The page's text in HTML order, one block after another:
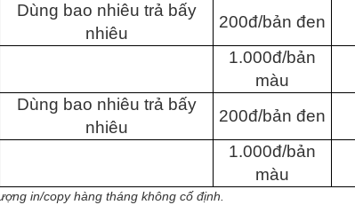
Dùng bao nhiêu trả bấy
nhiêu
200đ/bản đen
1.000đ/bản
màu
Dùng bao nhiêu trả bấy
nhiêu
200đ/bản đen
1.000đ/bản
màu
in/copy hàng tháng không cố định.